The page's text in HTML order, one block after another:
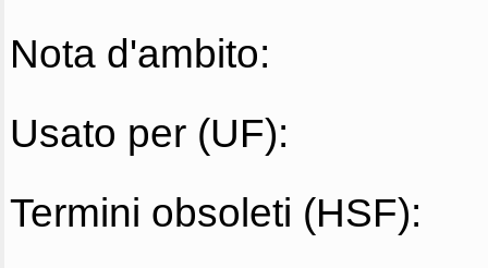
Nota d'ambito:
Usato per (UF):
Termini obsoleti (HSF):